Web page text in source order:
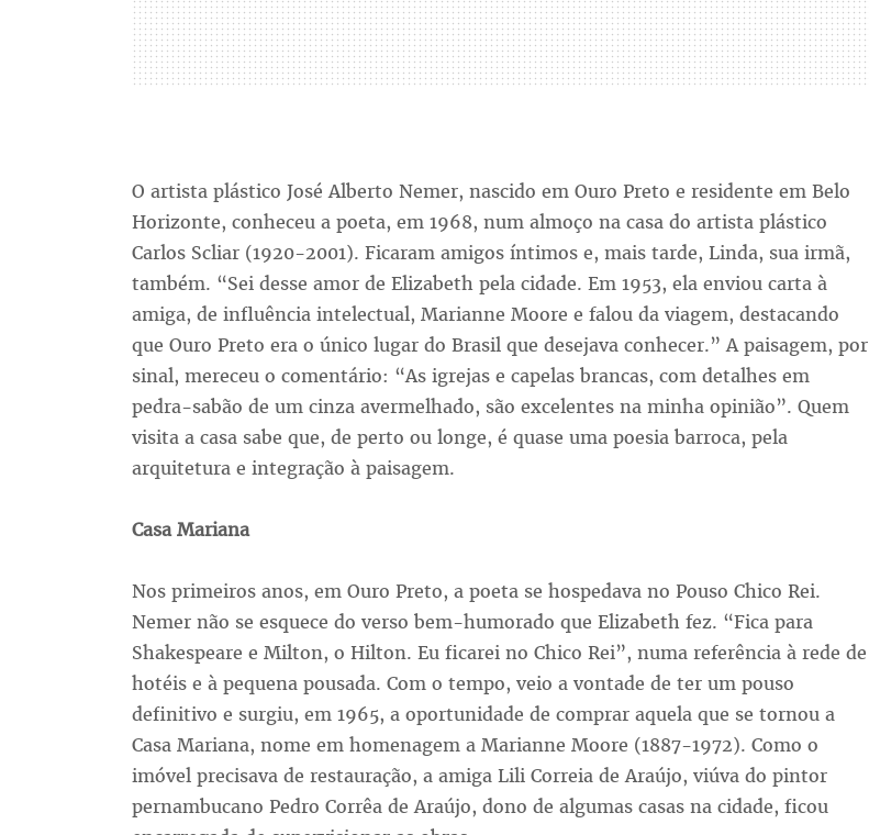
O artista plástico José Alberto Nemer, nascido em Ouro Preto e residente em Belo
Horizonte, conheceu a poeta, em 1968, num almoço na casa do artista plástico
Carlos Scliar (1920-2001). Ficaram amigos íntimos e, mais tarde, Linda, sua irmã,
também. “Sei desse amor de Elizabeth pela cidade. Em 1953, ela enviou carta à
amiga, de influência intelectual, Marianne Moore e falou da viagem, destacando
que Ouro Preto era o único lugar do Brasil que desejava conhecer.” A paisagem, por
sinal, mereceu o comentário: “As igrejas e capelas brancas, com detalhes em
pedra-sabão de um cinza avermelhado, são excelentes na minha opinião”. Quem
visita a casa sabe que, de perto ou longe, é quase uma poesia barroca, pela
arquitetura e integração à paisagem.
Casa Mariana
Nos primeiros anos, em Ouro Preto, a poeta se hospedava no Pouso Chico Rei.
Nemer não se esquece do verso bem-humorado que Elizabeth fez. “Fica para
Shakespeare e Milton, o Hilton. Eu ficarei no Chico Rei”, numa referência à rede de
hotéis e à pequena pousada. Com o tempo, veio a vontade de ter um pouso
definitivo e surgiu, em 1965, a oportunidade de comprar aquela que se tornou a
Casa Mariana, nome em homenagem a Marianne Moore (1887-1972). Como o
imóvel precisava de restauração, a amiga Lili Correia de Araújo, viúva do pintor
pernambucano Pedro Corrêa de Araújo, dono de algumas casas na cidade, ficou